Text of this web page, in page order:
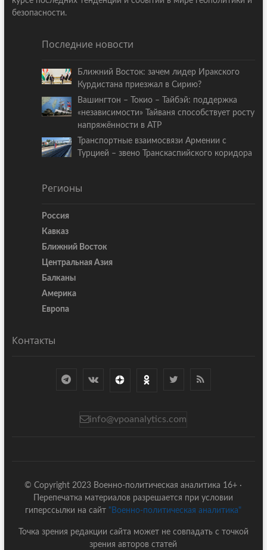
безопасности.
Последние новости
Ближний Восток: зачем лидер Иракского
Курдистана приезжал в Сирию?
Вашингтон – Токио – Тайбэй: поддержка
«независимости» Тайваня способствует росту
напряжённости в АТР
Транспортные взаимосвязи Армении с
Турцией – звено Транскаспийского коридора
Регионы
Россия
Кавказ
Ближний Восток
Центральная Азия
Балканы
Америка
Европа
Контакты
info@vpoanalytics.com
© Copyright 2023 Военно-политическая аналитика 16+ ·
Перепечатка материалов разрешается при условии
гиперссылки на сайт "Военно-политическая аналитика"
Точка зрения редакции сайта может не совпадать с точкой
зрения авторов статей